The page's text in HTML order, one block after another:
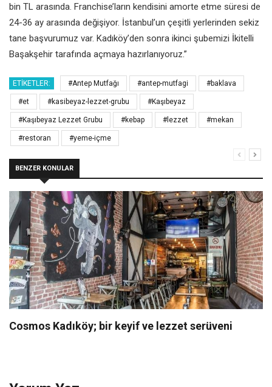
bin TL arasında. Franchise’ların kendisini amorte etme süresi de
24-36 ay arasında değişiyor. İstanbul’un çeşitli yerlerinden sekiz
tane başvurumuz var. Kadıköy’den sonra ikinci şubemizi İkitelli
Başakşehir tarafında açmaya hazırlanıyoruz.”
ETIKETLER: #Antep Mutfağı #antep-mutfagi #baklava
#et #kasibeyaz-lezzet-grubu #Kaşıbeyaz
#Kaşıbeyaz Lezzet Grubu #kebap #lezzet #mekan
#restoran #yeme-içme
BENZER KONULAR
Cosmos Kadıköy; bir keyif ve lezzet serüveni